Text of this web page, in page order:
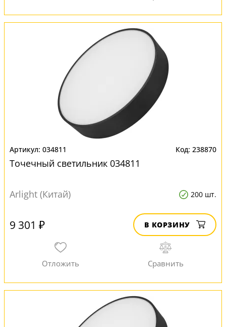
034811 238870
Точечный светильник 034811
Arlight (Китай) 200 шт.
9 301 ₽ В КОРЗИНУ